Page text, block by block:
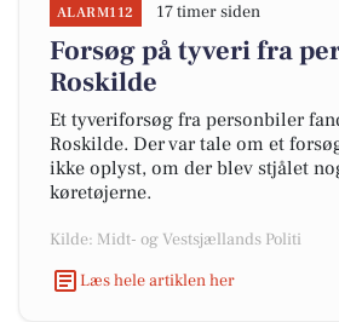
ALARM112 17 timer siden
Forsøg på tyveri fra
Roskilde
Et tyveriforsøg fra personbiler
Roskilde. Der var tale om et
ikke oplyst, om der blev stjålet
køretøjerne.
Kilde: Midt- og Vestsjællands Politi
Læs hele artiklen her